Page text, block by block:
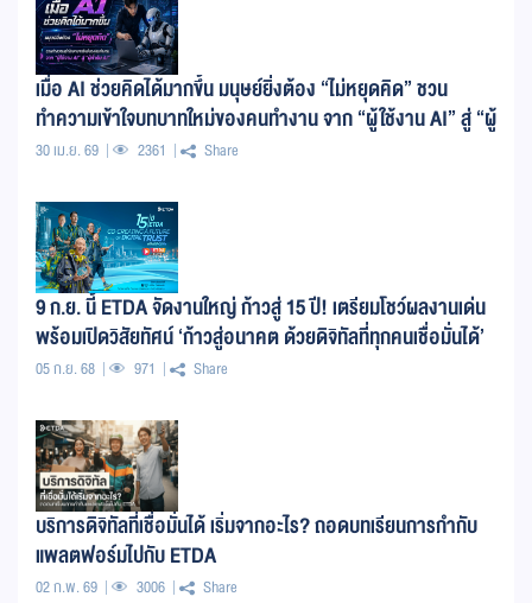
เมื่อ AI ช่วยคิดได้มากขึ้น มนุษย์ยิ่งต้อง “ไม่หยุดคิด” ชวน
ทำความเข้าใจบทบาทใหม่ของคนทำงาน จาก “ผู้ใช้งาน AI” สู่ “ผู้
กำกับ AI
30 เม.ย. 69 2361 Share
9 ก.ย. นี้ ETDA จัดงานใหญ่ ก้าวสู่ 15 ปี! เตรียมโชว์ผลงานเด่น
พร้อมเปิดวิสัยทัศน์ ‘ก้าวสู่อนาคต ด้วยดิจิทัลที่ทุกคนเชื่อมั่นได้’
05 ก.ย. 68 971 Share
บริการดิจิทัลที่เชื่อมั่นได้ เริ่มจากอะไร? ถอดบทเรียนการกำกับ
แพลตฟอร์มไปกับ ETDA
02 ก.พ. 69 3006 Share